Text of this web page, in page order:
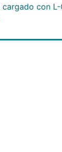
cargado con